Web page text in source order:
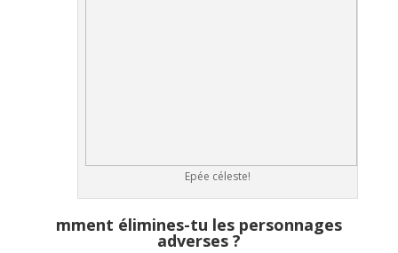
Epée céleste!
mment élimines-tu les personnages
adverses ?